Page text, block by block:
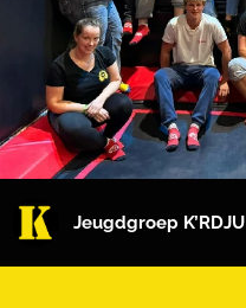
Jeugdgroep K’RDJU